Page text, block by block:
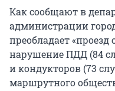
Как сообщают в
администрации
преобладает «проезд
нарушение ПДД (84
и кондукторов (73
маршрутного